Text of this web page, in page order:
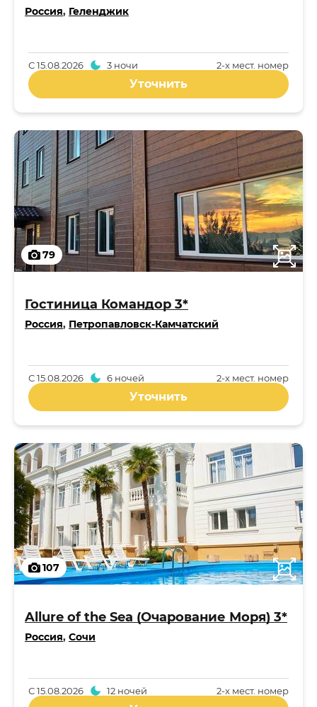
Россия, Геленджик
2-x мест. номер
С15.08.2026 3 ночи
Уточнить
79
Гостиница Командор 3*
Россия, Петропавловск-Камчатский
2-x мест. номер
С15.08.2026 6 ночей
Уточнить
107
Allure of the Sea (Очарование Моря) 3*
Россия, Сочи
2-x мест. номер
С15.08.2026 12 ночей